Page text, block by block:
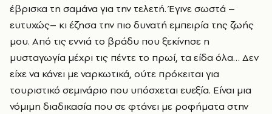
έβρισκα τη σαμάνα για την τελετή. Έγινε σωστά –
ευτυχώς– κι έζησα την πιο δυνατή εμπειρία της ζωής
μου. Από τις εννιά το βράδυ που ξεκίνησε η
μυσταγωγία μέχρι τις πέντε το πρωί, τα είδα όλα… Δεν
είχε να κάνει με ναρκωτικά, ούτε πρόκειται για
τουριστικό σεμινάριο που υπόσχεται ευεξία. Είναι μια
νόμιμη διαδικασία που σε φτάνει με ροφήματα στην